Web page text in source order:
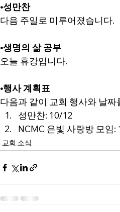
•성만찬
다음 주일로 미루어졌습니다.
•생명의 삶 공부
오늘 휴강입니다.
•행사 계획표
다음과 같이 교회 행사와 날짜
성만찬: 10/12
NCMC 은빛 사랑방 모임:
교회 소식